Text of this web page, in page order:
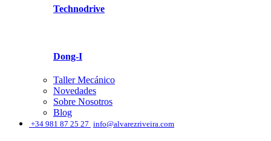
Technodrive
Dong-I
Taller Mecánico
Novedades
Sobre Nosotros
Blog
+34 981 87 25 27 info@alvarezriveira.com